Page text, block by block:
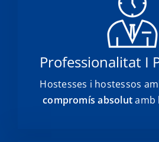
Professionalitat I
Hostesses i hostessos
compromís absolutamb